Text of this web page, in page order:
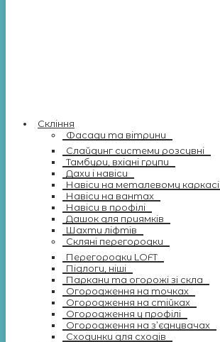
Скління
Фасади та вітрини
Слайдинг системи розсувні
Тамбури, вхідні групи
Дахи і навіси
Навіси на металевому каркасі
Навіси на вантах
Навіси в профілі
Дашок для приямків
Шахти ліфтів
Скляні перегородки
Перегородки LOFT
Підлоги, ніші
Паркани та огорожі зі скла
Огородження на точках
Огородження на стійках
Огородження у профілі
Огородження на з’єднувачах
Сходинки для сходів